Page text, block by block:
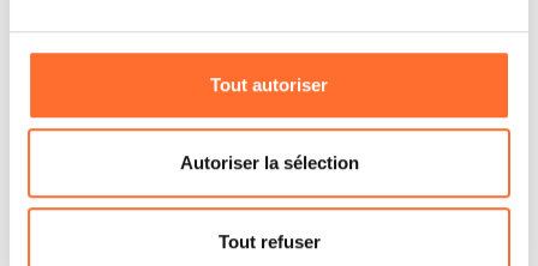
cookies non nécessaires.
Vous avez la possibilité de modifier ou retirer votre
consentement à tout moment en cliquant sur l’icône
flottante en bas à gauche de chaque page.
Pour de plus amples informations sur la manière dont
nous utilisons lescookies et sommes amenés à traiter
Tout autoriser
Autoriser la sélection
Tout refuser